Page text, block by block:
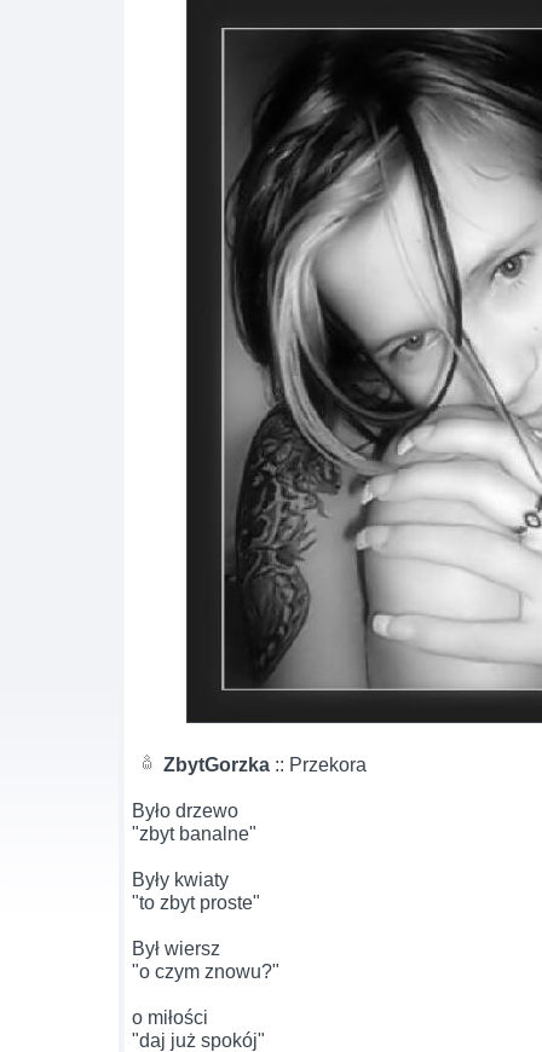
ZbytGorzka :: Przekora
Było drzewo
"zbyt banalne"
Były kwiaty
"to zbyt proste"
Był wiersz
"o czym znowu?"
o miłości
"daj już spokój"